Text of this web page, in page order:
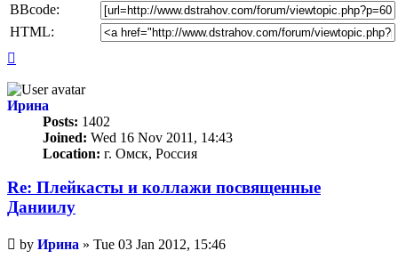
BBcode:
HTML:
Ирина
Posts: 1402
Joined: Wed 16 Nov 2011, 14:43
Location: г. Омск, Россия
Re: Плейкасты и коллажи посвященные
Даниилу
Unread
post
by Ирина » Tue 03 Jan 2012, 15:46